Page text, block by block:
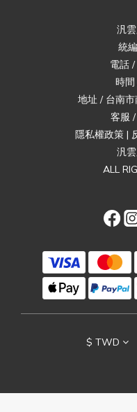
汎
統
電話
時
地址 / 台南
客服 /
隱私權政策 |
汎
ALL
$ TWD